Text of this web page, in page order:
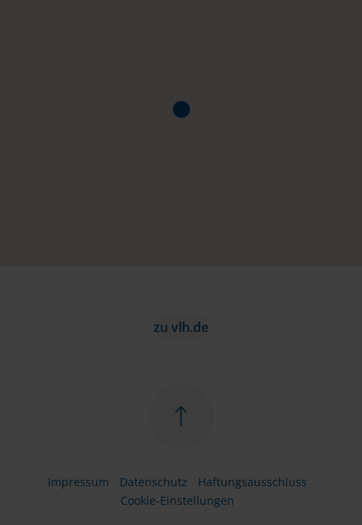
zu vlh.de
Impressum Datenschutz
Haftungsausschluss
Cookie-Einstellungen